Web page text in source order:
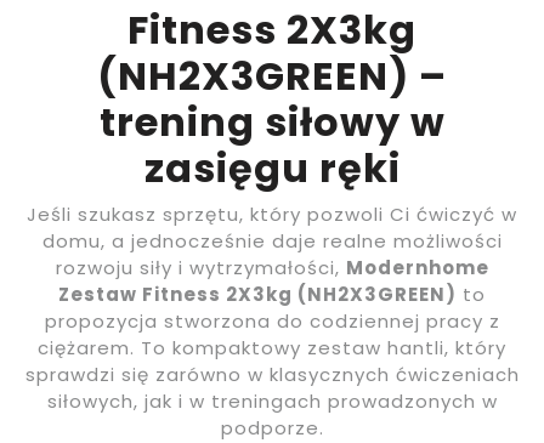
Fitness 2X3kg
(NH2X3GREEN) –
trening siłowy w
zasięgu ręki
Jeśli szukasz sprzętu, który pozwoli Ci ćwiczyć w
domu, a jednocześnie daje realne możliwości
rozwoju siły i wytrzymałości, Modernhome
Zestaw Fitness 2X3kg (NH2X3GREEN) to
propozycja stworzona do codziennej pracy z
ciężarem. To kompaktowy zestaw hantli, który
sprawdzi się zarówno w klasycznych ćwiczeniach
siłowych, jak i w treningach prowadzonych w
podporze.